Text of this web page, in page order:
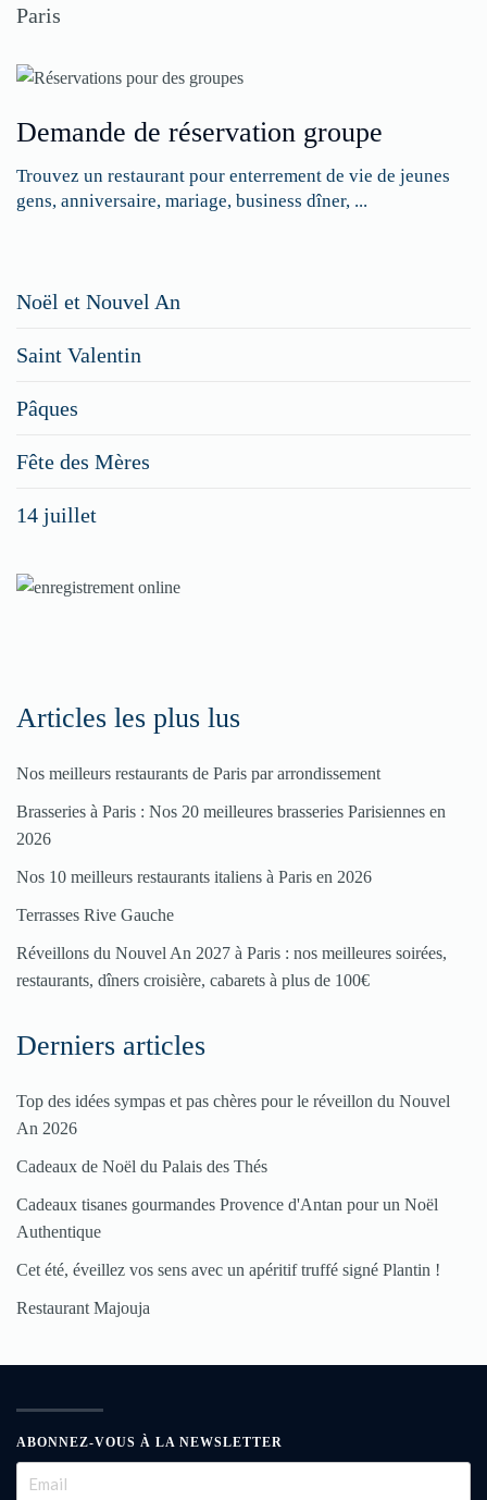
Paris
Demande de réservation groupe
Trouvez un restaurant pour enterrement de vie de jeunes
gens, anniversaire, mariage, business dîner, ...
votre
Cliquez
Noël et Nouvel An
Saint Valentin
Pâques
Fête des Mères
14 juillet
Articles les plus lus
Nos meilleurs restaurants de Paris par arrondissement
Brasseries à Paris : Nos 20 meilleures brasseries Parisiennes en
2026
Nos 10 meilleurs restaurants italiens à Paris en 2026
Terrasses Rive Gauche
Réveillons du Nouvel An 2027 à Paris : nos meilleures soirées,
restaurants, dîners croisière, cabarets à plus de 100€
Derniers articles
Top des idées sympas et pas chères pour le réveillon du Nouvel
An 2026
Cadeaux de Noël du Palais des Thés
Cadeaux tisanes gourmandes Provence d'Antan pour un Noël
Authentique
Cet été, éveillez vos sens avec un apéritif truffé signé Plantin !
Restaurant Majouja
ABONNEZ-VOUS À LA NEWSLETTER